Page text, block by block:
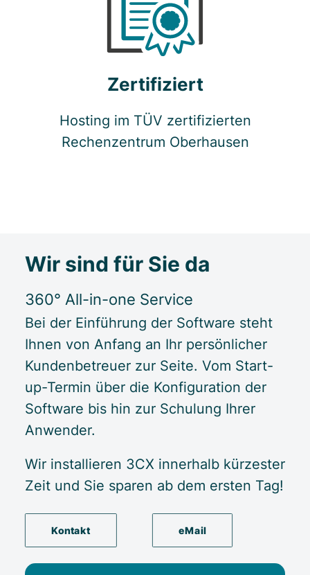
Zertifiziert
Hosting im TÜV zertifizierten
Rechenzentrum Oberhausen
Wir sind für Sie da
360° All-in-one Service
Bei der Einführung der Software steht
Ihnen von Anfang an Ihr persönlicher
Kundenbetreuer zur Seite. Vom Start-
up-Termin über die Konfiguration der
Software bis hin zur Schulung Ihrer
Anwender.
Wir installieren 3CX innerhalb kürzester
Zeit und Sie sparen ab dem ersten Tag!
Kontakt eMail